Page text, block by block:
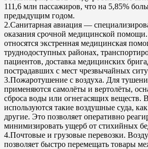
111,6 млн пассажиров, что на 5,85%
предыдущим годом.
2.Санитарная авиация —
оказания срочной медицинской помощи.
относятся экстренная медицинская
труднодоступных районах,
пациентов, доставка медицинских
пострадавших с мест чрезвычайных
3.Пожаротушение с воздуха. Для
применяются самолёты и вертолёты,
сброса воды или огнегасящих веществ.
используются такие воздушные суда,
другие. Это позволяет оперативно
минимизировать ущерб от стихийных
4.Почтовые и грузовые перевозки.
позволяет быстро перемещать товары